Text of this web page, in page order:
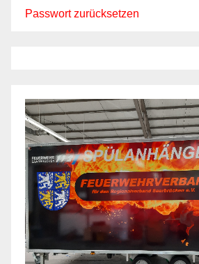
Passwort zurücksetzen